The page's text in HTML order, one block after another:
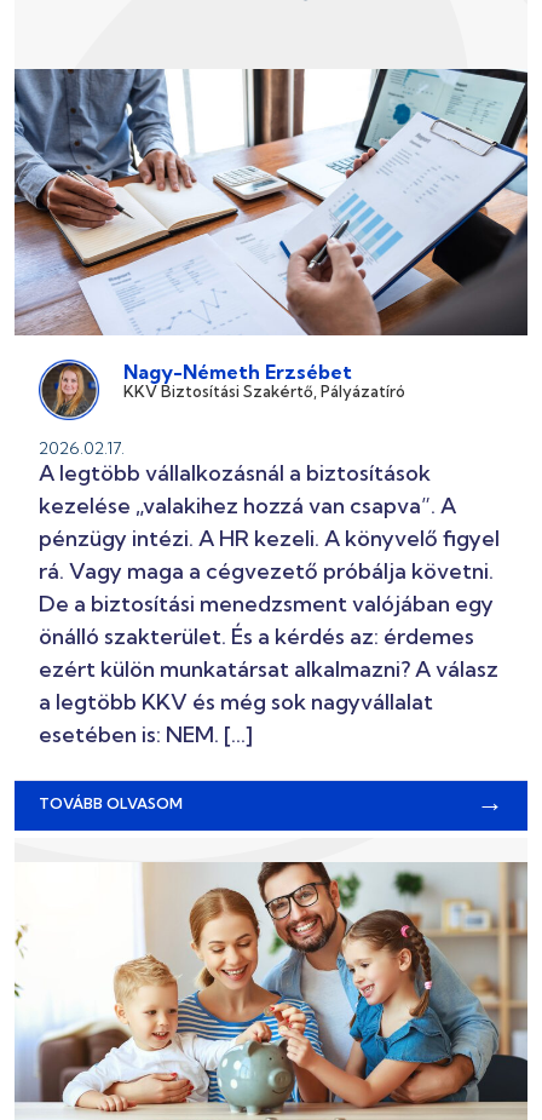
Nagy-Németh Erzsébet
KKV Biztosítási Szakértő, Pályázatíró
2026.02.17.
A legtöbb vállalkozásnál a biztosítások
kezelése „valakihez hozzá van csapva”. A
pénzügy intézi. A HR kezeli. A könyvelő figyel
rá. Vagy maga a cégvezető próbálja követni.
De a biztosítási menedzsment valójában egy
önálló szakterület. És a kérdés az: érdemes
ezért külön munkatársat alkalmazni? A válasz
a legtöbb KKV és még sok nagyvállalat
esetében is: NEM. […]
TOVÁBB OLVASOM →